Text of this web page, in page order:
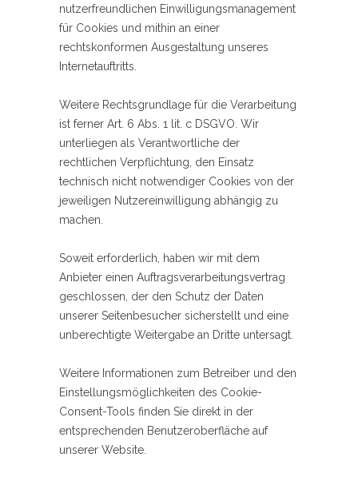
nutzerfreundlichen Einwilligungsmanagement
für Cookies und mithin an einer
rechtskonformen Ausgestaltung unseres
Internetauftritts.
Weitere Rechtsgrundlage für die Verarbeitung
ist ferner Art. 6 Abs. 1 lit. c DSGVO. Wir
unterliegen als Verantwortliche der
rechtlichen Verpflichtung, den Einsatz
technisch nicht notwendiger Cookies von der
jeweiligen Nutzereinwilligung abhängig zu
machen.
Soweit erforderlich, haben wir mit dem
Anbieter einen Auftragsverarbeitungsvertrag
geschlossen, der den Schutz der Daten
unserer Seitenbesucher sicherstellt und eine
unberechtigte Weitergabe an Dritte untersagt.
Weitere Informationen zum Betreiber und den
Einstellungsmöglichkeiten des Cookie-
Consent-Tools finden Sie direkt in der
entsprechenden Benutzeroberfläche auf
unserer Website.